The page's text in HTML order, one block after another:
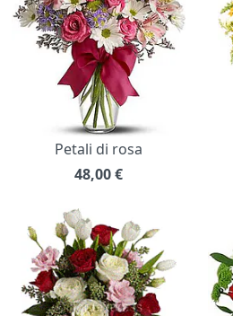
Petali di rosa
48,00€